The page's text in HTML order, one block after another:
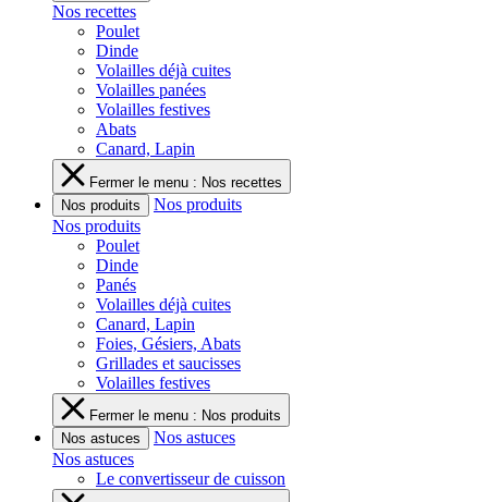
Nos recettes
Poulet
Dinde
Volailles déjà cuites
Volailles panées
Volailles festives
Abats
Canard, Lapin
Fermer le menu : Nos recettes
Nos produits
Nos produits
Nos produits
Poulet
Dinde
Panés
Volailles déjà cuites
Canard, Lapin
Foies, Gésiers, Abats
Grillades et saucisses
Volailles festives
Fermer le menu : Nos produits
Nos astuces
Nos astuces
Nos astuces
Le convertisseur de cuisson